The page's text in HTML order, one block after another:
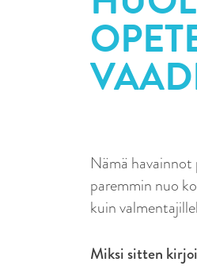
Nämä
paremmin nuo
kuin
Miksi sitten